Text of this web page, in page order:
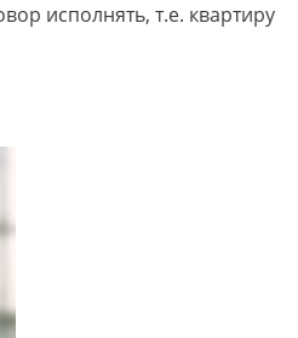
исполнять, т.е. квартиру